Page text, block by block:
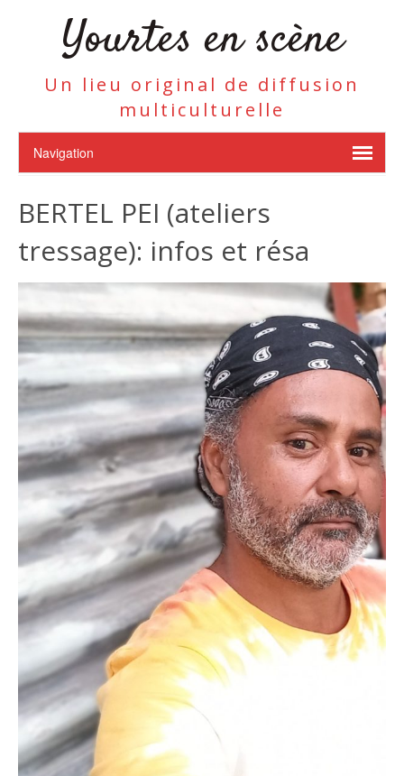
Yourtes en scène
Un lieu original de diffusion
multiculturelle
BERTEL PEI (ateliers
tressage): infos et résa